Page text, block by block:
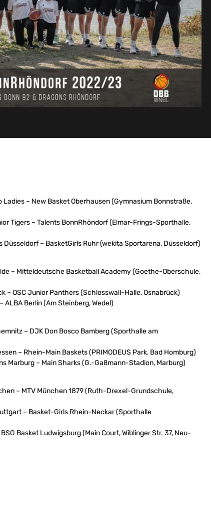
Ladies – New Basket Oberhausen (Gymnasium Bonnstraße,
Tigers – Talents BonnRhöndorf (Elmar-Frings-Sporthalle,
Düsseldorf – BasketGirls Ruhr (wekita Sportarena, Düsseldorf)
– Mitteldeutsche Basketball Academy (Goethe-Oberschule,
– OSC Junior Panthers (Schlosswall-Halle, Osnabrück)
ALBA Berlin (Am Steinberg, Wedel)
– DJK Don Bosco Bamberg (Sporthalle am
– Rhein-Main Baskets (PRIMODEUS Park, Bad Homburg)
Marburg – Main Sharks (G.-Gaßmann-Stadion, Marburg)
– MTV München 1879 (Ruth-Drexel-Grundschule,
– Basket-Girls Rhein-Neckar (Sporthalle
Basket Ludwigsburg (Main Court, Wiblinger Str. 37, Neu-